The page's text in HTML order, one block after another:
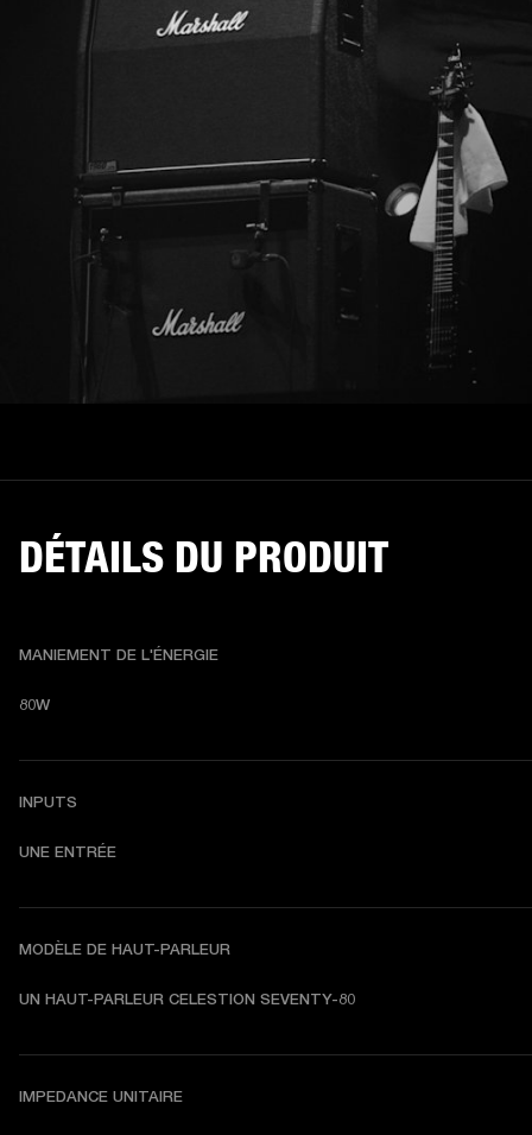
DÉTAILS DU PRODUIT
MANIEMENT DE L'ÉNERGIE
80W
INPUTS
UNE ENTRÉE
MODÈLE DE HAUT-PARLEUR
UN HAUT-PARLEUR CELESTION SEVENTY-80
IMPEDANCE UNITAIRE